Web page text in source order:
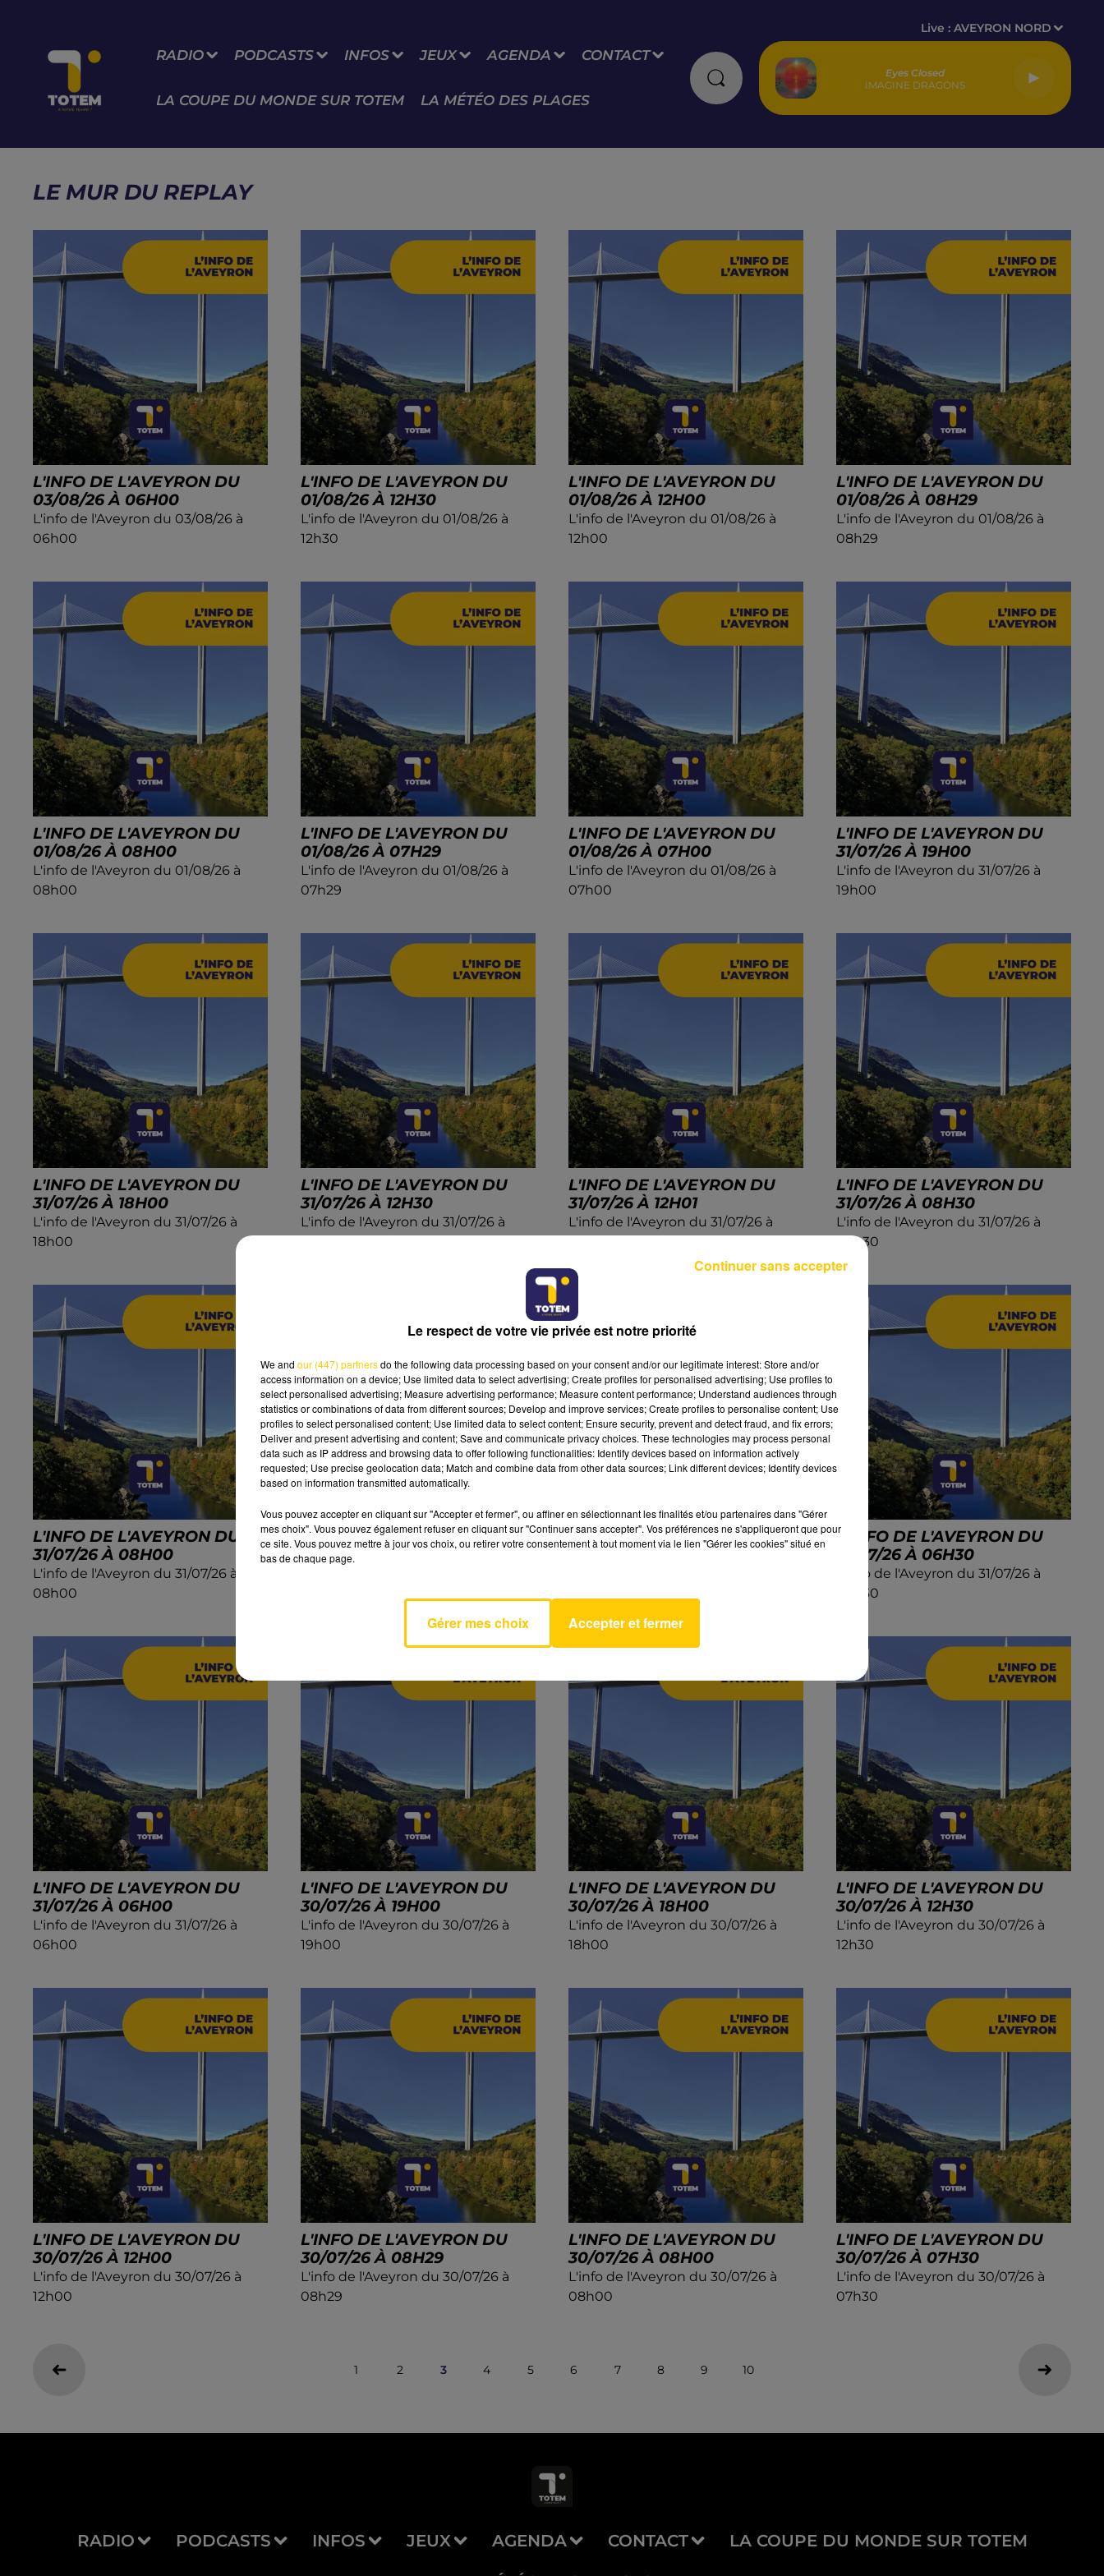
RADIO PODCASTS INFOS JEUX AGENDA CONTACT
LA COUPE DU MONDE SUR TOTEM LA MÉTÉO DES PLAGES
Live :AVEYRON NORD
Eyes Closed
IMAGINE DRAGONS
LE MUR DU REPLAY
L'INFO DE L'AVEYRON DU
03/08/26 À 06H00
L'info de l'Aveyron du 03/08/26 à
06h00
L'INFO DE L'AVEYRON DU
01/08/26 À 12H30
L'info de l'Aveyron du 01/08/26 à
12h30
L'INFO DE L'AVEYRON DU
01/08/26 À 12H00
L'info de l'Aveyron du 01/08/26 à
12h00
L'INFO DE L'AVEYRON DU
01/08/26 À 08H29
L'info de l'Aveyron du 01/08/26 à
08h29
L'INFO DE L'AVEYRON DU
01/08/26 À 08H00
L'info de l'Aveyron du 01/08/26 à
08h00
L'INFO DE L'AVEYRON DU
01/08/26 À 07H29
L'info de l'Aveyron du 01/08/26 à
07h29
L'INFO DE L'AVEYRON DU
01/08/26 À 07H00
L'info de l'Aveyron du 01/08/26 à
07h00
L'INFO DE L'AVEYRON DU
31/07/26 À 19H00
L'info de l'Aveyron du 31/07/26 à
19h00
L'INFO DE L'AVEYRON DU
31/07/26 À 18H00
L'info de l'Aveyron du 31/07/26 à
18h00
L'INFO DE L'AVEYRON DU
31/07/26 À 12H30
L'info de l'Aveyron du 31/07/26 à
L'INFO DE L'AVEYRON DU
31/07/26 À 12H01
L'info de l'Aveyron du 31/07/26 à
L'INFO DE L'AVEYRON DU
31/07/26 À 08H30
L'info de l'Aveyron du 31/07/26 à
08h30
L'INFO DE L'AVEYRON DU
31/07/26 À 08H00
L'info de l'Aveyron du 31/07/26 à
08h00
L'INFO DE L'AVEYRON DU
31/07/26 À 07H29
L'INFO DE L'AVEYRON DU
L'INFO DE L'AVEYRON DU
31/07/26 À 06H30
L'info de l'Aveyron du 31/07/26 à
06h30
L'INFO DE L'AVEYRON DU
31/07/26 À 06H00
L'info de l'Aveyron du 31/07/26 à
06h00
L'INFO DE L'AVEYRON DU
30/07/26 À 19H00
L'info de l'Aveyron du 30/07/26 à
19h00
L'INFO DE L'AVEYRON DU
30/07/26 À 18H00
L'info de l'Aveyron du 30/07/26 à
18h00
L'INFO DE L'AVEYRON DU
30/07/26 À 12H30
L'info de l'Aveyron du 30/07/26 à
12h30
L'INFO DE L'AVEYRON DU
30/07/26 À 12H00
L'info de l'Aveyron du 30/07/26 à
12h00
L'INFO DE L'AVEYRON DU
30/07/26 À 08H29
L'info de l'Aveyron du 30/07/26 à
08h29
L'INFO DE L'AVEYRON DU
30/07/26 À 08H00
L'info de l'Aveyron du 30/07/26 à
08h00
L'INFO DE L'AVEYRON DU
30/07/26 À 07H30
L'info de l'Aveyron du 30/07/26 à
07h30
1 2 3 4 5 6 7 8 9 10
RADIO PODCASTS INFOS JEUX AGENDA CONTACT LA COUPE DU MONDE SUR TOTEM
Le respect de votre vie privée est notre priorité
We and our (447) partnersdo the following data processing based on your consent and/or our legitimate interest: Store and/or
access information on a device; Use limited data to select advertising; Create profiles for personalised advertising; Use profiles to
select personalised advertising; Measure advertising performance; Measure content performance; Understand audiences through
statistics or combinations of data from different sources; Develop and improve services; Create profiles to personalise content; Use
profiles to select personalised content; Use limited data to select content; Ensure security, prevent and detect fraud, and fix errors;
Deliver and present advertising and content; Save and communicate privacy choices. These technologies may process personal
data such as IP address and browsing data to offer following functionalities: Identify devices based on information actively
requested; Use precise geolocation data; Match and combine data from other data sources; Link different devices; Identify devices
based on information transmitted automatically.
Vous pouvez accepter en cliquant sur "Accepter et fermer", ou affiner en sélectionnant les finalités et/ou partenaires dans "Gérer
mes choix". Vous pouvez également refuser en cliquant sur "Continuer sans accepter". Vos préférences ne s'appliqueront que pour
ce site. Vous pouvez mettre à jour vos choix, ou retirer votre consentement à tout moment via le lien "Gérer les cookies" situé en
bas de chaque page.
Gérer mes choix Accepter et fermer
Continuer sans accepter